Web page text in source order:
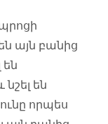
այն բանից
են
որպես